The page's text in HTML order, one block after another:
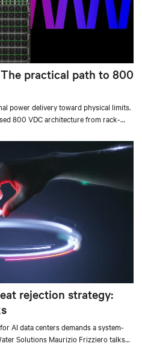
practical path to 800
power delivery toward physical limits.
800 VDC architecture from rack-
rejection strategy:
AI data centers demands a system-
Solutions Maurizio Frizziero talks